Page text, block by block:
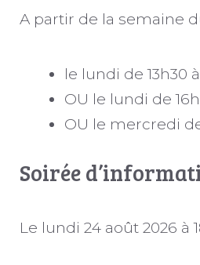
A partir de la semaine
le lundi de 13h30
OU le lundi de
OU le mercredi
Soirée
Le lundi 24 août 2026 à